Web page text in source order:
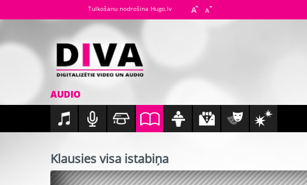
Tulkošanu nodrošina Hugo.lv
AUDIO
Klausies visa istabiņa